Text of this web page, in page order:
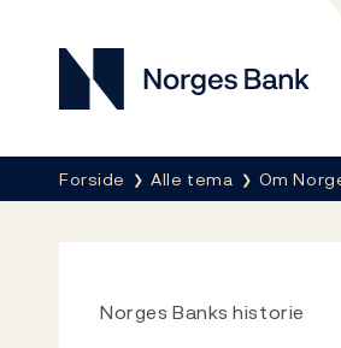
Norges Bank
Her er du nå:
Forside Alle tema Om
Norges Banks historie